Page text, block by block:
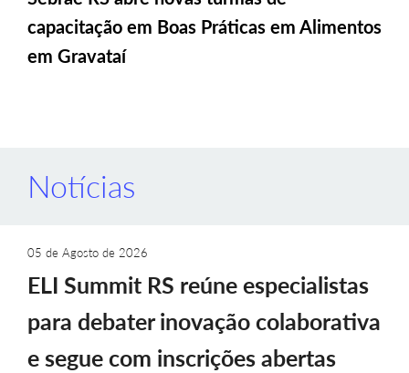
capacitação em Boas Práticas em Alimentos
em Gravataí
Notícias
05 de Agosto de 2026
ELI Summit RS reúne especialistas
para debater inovação colaborativa
e segue com inscrições abertas